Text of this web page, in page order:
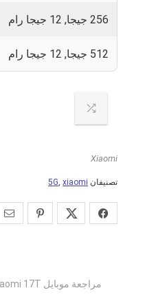
256 جيجا, 12 جيجا رام
512 جيجا, 12 جيجا رام
Xiaomi
تصنيفان 5G, xiaomi
مراجعة موبايل Xiaomi 17T